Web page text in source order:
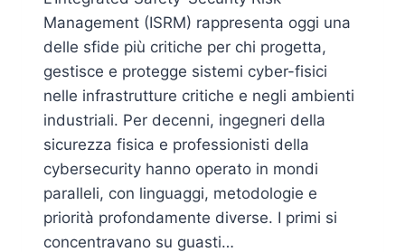
Management (ISRM) rappresenta oggi una
delle sfide più critiche per chi progetta,
gestisce e protegge sistemi cyber-fisici
nelle infrastrutture critiche e negli ambienti
industriali. Per decenni, ingegneri della
sicurezza fisica e professionisti della
cybersecurity hanno operato in mondi
paralleli, con linguaggi, metodologie e
priorità profondamente diverse. I primi si
concentravano su guasti…